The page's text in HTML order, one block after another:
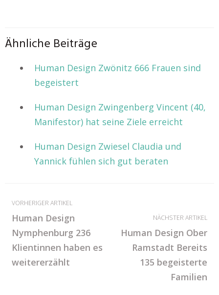
Ähnliche Beiträge
Human Design Zwönitz 666 Frauen sind
begeistert
Human Design Zwingenberg Vincent (40,
Manifestor) hat seine Ziele erreicht
Human Design Zwiesel Claudia und
Yannick fühlen sich gut beraten
VORHERIGER ARTIKEL
Human Design
Nymphenburg 236
Klientinnen haben es
weitererzählt
NÄCHSTER ARTIKEL
Human Design Ober
Ramstadt Bereits
135 begeisterte
Familien